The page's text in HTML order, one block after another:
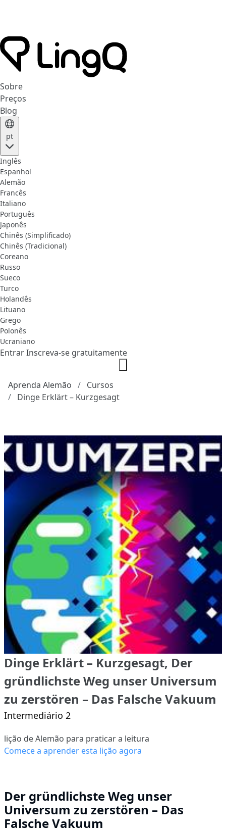
Sobre
Preços
Blog
pt
Inglês
Espanhol
Alemão
Francês
Italiano
Português
Japonês
Chinês (Simplificado)
Chinês (Tradicional)
Coreano
Russo
Sueco
Turco
Holandês
Lituano
Grego
Polonês
Ucraniano
EntrarInscreva-se gratuitamente
Aprenda Alemão
Cursos
Dinge Erklärt – Kurzgesagt
Dinge Erklärt – Kurzgesagt, Der
gründlichste Weg unser Universum
zu zerstören – Das Falsche Vakuum
Intermediário 2
lição de Alemão para praticar a leitura
Comece a aprender esta lição agora
Der gründlichste Weg unser
Universum zu zerstören – Das
Falsche Vakuum